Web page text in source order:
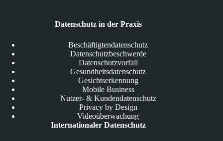
Datenschutz in der Praxis
Beschäftigtendatenschutz
Datenschutzbeschwerde
Datenschutzvorfall
Gesundheitsdatenschutz
Gesichtserkennung
Mobile Business
Nutzer- & Kundendatenschutz
Privacy by Design
Videoüberwachung
Internationaler Datenschutz